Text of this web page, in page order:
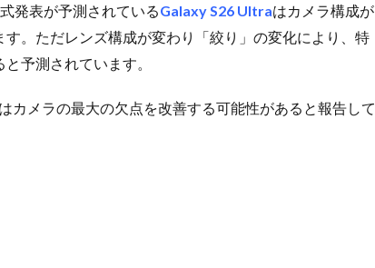
発表が予測されているGalaxy S26 Ultraはカメラ構成が
。ただレンズ構成が変わり「絞り」の変化により、特
予測されています。
カメラの最大の欠点を改善する可能性があると報告して